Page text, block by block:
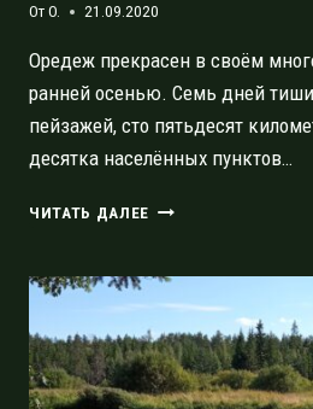
ОтO. 21.09.2020
Оредеж прекрасен в своём
ранней осенью. Семь дней
пейзажей, сто пятьдесят
десятка населённых пунктов…
ЧИТАТЬ ДАЛЕЕ РЕКА
ВЫРИЦЫ
ДО
ТОРКОВИЧЕЙ
ЗА
СЕМЬ